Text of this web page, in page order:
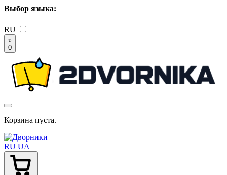
Выбор языка:
RU
0
Корзина пуста.
RU UA